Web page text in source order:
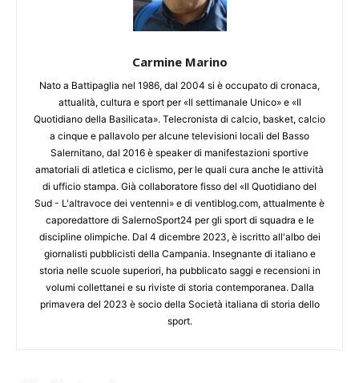
Carmine Marino
Nato a Battipaglia nel 1986, dal 2004 si è occupato di cronaca,
attualità, cultura e sport per «Il settimanale Unico» e «Il
Quotidiano della Basilicata». Telecronista di calcio, basket, calcio
a cinque e pallavolo per alcune televisioni locali del Basso
Salernitano, dal 2016 è speaker di manifestazioni sportive
amatoriali di atletica e ciclismo, per le quali cura anche le attività
di ufficio stampa. Già collaboratore fisso del «Il Quotidiano del
Sud - L'altravoce dei ventenni» e di ventiblog.com, attualmente è
caporedattore di SalernoSport24 per gli sport di squadra e le
discipline olimpiche. Dal 4 dicembre 2023, è iscritto all'albo dei
giornalisti pubblicisti della Campania. Insegnante di italiano e
storia nelle scuole superiori, ha pubblicato saggi e recensioni in
volumi collettanei e su riviste di storia contemporanea. Dalla
primavera del 2023 è socio della Società italiana di storia dello
sport.